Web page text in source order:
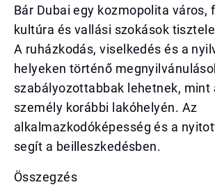
Bár Dubai egy kozmopolita város,
kultúra és vallási szokások
A ruházkodás, viselkedés és a
helyeken történő
szabályozottabbak lehetnek, mint
személy korábbi lakóhelyén. Az
alkalmazkodóképesség és a
segít a beilleszkedésben.
Összegzés